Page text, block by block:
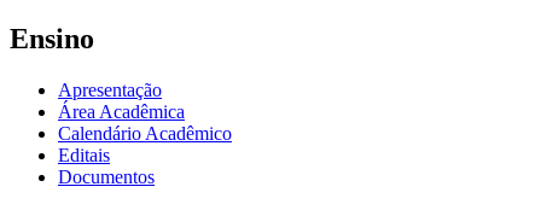
Ensino
Apresentação
Área Acadêmica
Calendário Acadêmico
Editais
Documentos